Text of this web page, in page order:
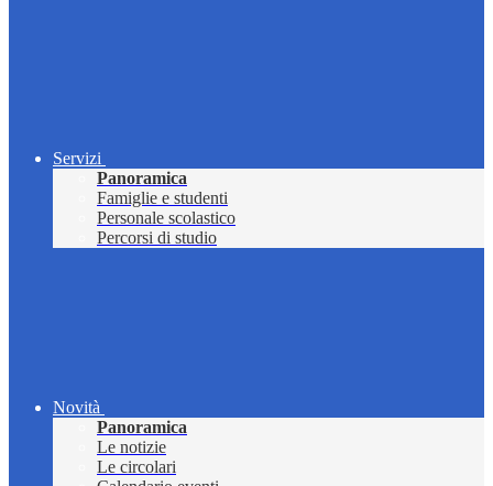
Servizi
Panoramica
Famiglie e studenti
Personale scolastico
Percorsi di studio
Novità
Panoramica
Le notizie
Le circolari